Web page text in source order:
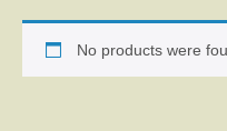
No products were